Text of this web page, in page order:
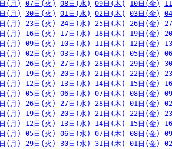
(月) 07日(火) 08日(水) 09日(木) 10日(金)
(月) 30日(火) 01日(水) 02日(木) 03日(金)
(月) 23日(火) 24日(水) 25日(木) 26日(金)
(月) 16日(火) 17日(水) 18日(木) 19日(金)
(月) 09日(火) 10日(水) 11日(木) 12日(金)
(月) 02日(火) 03日(水) 04日(木) 05日(金)
(月) 26日(火) 27日(水) 28日(木) 29日(金)
(月) 19日(火) 20日(水) 21日(木) 22日(金)
(月) 12日(火) 13日(水) 14日(木) 15日(金)
(月) 05日(火) 06日(水) 07日(木) 08日(金)
(月) 26日(火) 27日(水) 28日(木) 01日(金)
(月) 19日(火) 20日(水) 21日(木) 22日(金)
(月) 12日(火) 13日(水) 14日(木) 15日(金)
(月) 05日(火) 06日(水) 07日(木) 08日(金)
(月) 29日(火) 30日(水) 31日(木) 01日(金)